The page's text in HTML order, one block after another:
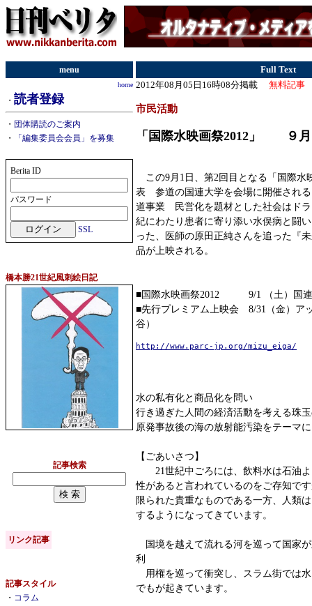
menu
home
・ 読者登録
・ 団体購読のご案内
・
「編集委員会会員」を募集
Berita ID
パスワード
SSL
橋本勝21世紀風刺絵日記
記事検索
リンク記事
記事スタイル
・ コラム
Full Text
2012年08月05日16時08分掲載 無料記事
市民活動
「国際水映画祭2012」 ９月
この9月1日、第2回目となる「国際水
表 参道の国連大学を会場に開催され
道事業 民営化を題材とした社会はド
紀にわたり患者に寄り添い水俣病と闘
った、医師の原田正純さんを追った『
品が上映される。
■国際水映画祭2012 9/1 （土）国連
■先行プレミアム上映会 8/31（金）ア
谷）
http://www.parc-jp.org/mizu_eiga/
水の私有化と商品化を問い
行き過ぎた人間の経済活動を考える珠
原発事故後の海の放射能汚染をテーマ
【ごあいさつ】
21世紀中ごろには、飲料水は石油よ
性があると言われているのをご存知で
限られた貴重なものである一方、人類
するようになってきています。
国境を越えて流れる河を巡って国家
利
用権を巡って衝突し、スラム街では
でもが起きています。